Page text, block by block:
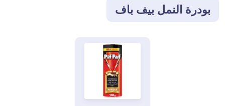
بودرة النمل بيف باف